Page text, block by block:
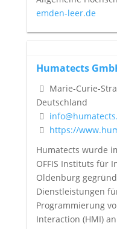
emden-leer.de
Humatects
Marie-Curie-
Deutschland
https://
Humatects wurde
OFFIS Instituts für
Oldenburg
Dienstleistungen
Programmierung
Interaction (HMI)